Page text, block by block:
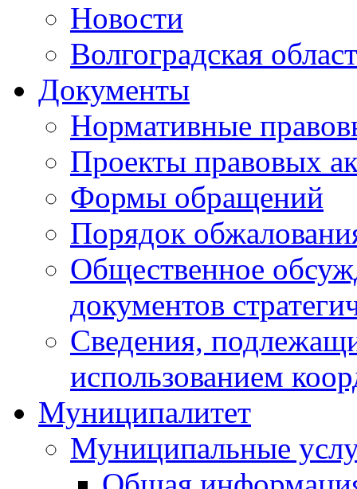
Новости
Волгоградская
Документы
Нормативные
Проекты правовых
Формы обращений
Порядок
Общественное
документов
Сведения,
использованием
Муниципалитет
Муниципальные